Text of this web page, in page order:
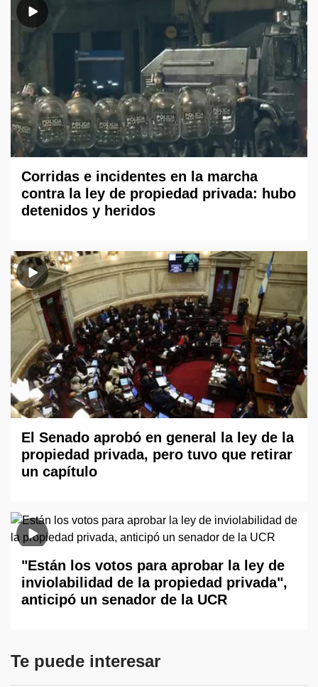
Corridas e incidentes en la marcha
contra la ley de propiedad privada: hubo
detenidos y heridos
El Senado aprobó en general la ley de la
propiedad privada, pero tuvo que retirar
un capítulo
"Están los votos para aprobar la ley de
inviolabilidad de la propiedad privada",
anticipó un senador de la UCR
Te puede interesar